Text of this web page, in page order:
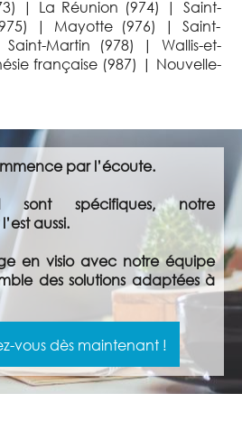
| La Réunion (974) | Saint-
| Mayotte (976) | Saint-
Martin (978) | Wallis-et-
française (987) | Nouvelle-
par l’écoute.
sont spécifiques, notre
aussi.
en visio avec notre équipe
des solutions adaptées à
vous dès maintenant !